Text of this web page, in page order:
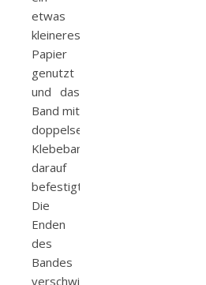
etwas
kleineres
Papier
genutzt
und das
Band mit
doppelseitigem
Klebeband
darauf
befestigt.
Die
Enden
des
Bandes
verschwinden